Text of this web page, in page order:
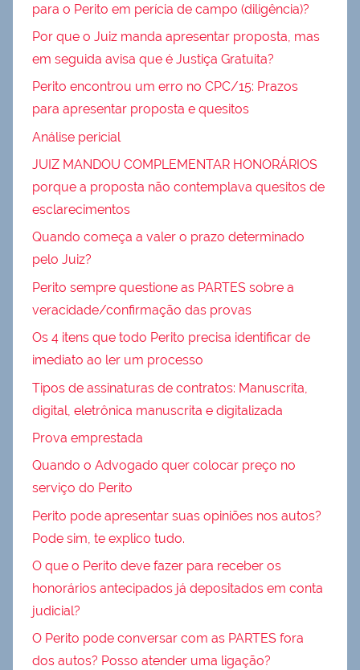
para o Perito em perícia de campo (diligência)?
Por que o Juiz manda apresentar proposta, mas
em seguida avisa que é Justiça Gratuita?
Perito encontrou um erro no CPC/15: Prazos
para apresentar proposta e quesitos
Análise pericial
JUIZ MANDOU COMPLEMENTAR HONORÁRIOS
porque a proposta não contemplava quesitos de
esclarecimentos
Quando começa a valer o prazo determinado
pelo Juiz?
Perito sempre questione as PARTES sobre a
veracidade/confirmação das provas
Os 4 itens que todo Perito precisa identificar de
imediato ao ler um processo
Tipos de assinaturas de contratos: Manuscrita,
digital, eletrônica manuscrita e digitalizada
Prova emprestada
Quando o Advogado quer colocar preço no
serviço do Perito
Perito pode apresentar suas opiniões nos autos?
Pode sim, te explico tudo.
O que o Perito deve fazer para receber os
honorários antecipados já depositados em conta
judicial?
O Perito pode conversar com as PARTES fora
dos autos? Posso atender uma ligação?